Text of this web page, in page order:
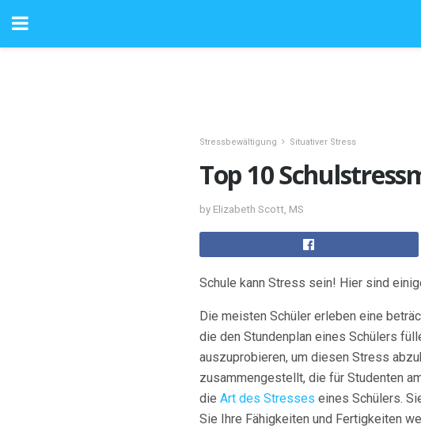
Stressbewältigung Situativer Stress
Top 10
by Elizabeth Scott, MS
Schule kann Stress sein! Hier sind
Die meisten Schüler erleben eine
die den Stundenplan eines Schülers
auszuprobieren, um diesen Stress
zusammengestellt, die für Studenten
die Art des Stresses eines Schülers.
Sie Ihre Fähigkeiten und Fertigkeiten